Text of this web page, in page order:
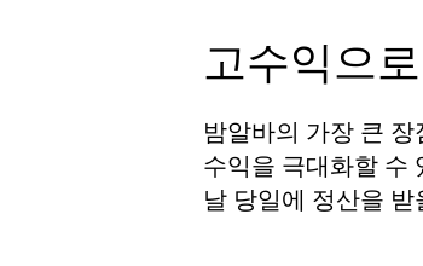
고수익으
밤알바의 가장 큰
수익을 극대화할 수
날 당일에 정산을